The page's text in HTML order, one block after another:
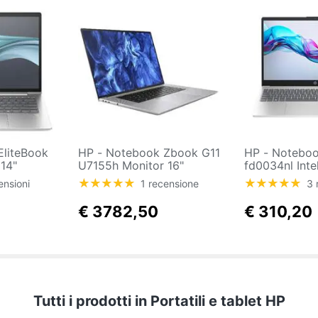
Ultra
SSD
HP - Notebook Zbook G11
U7155h Monitor 16"
WUXGA Intel Core Ultra
7155H Ram 32 GB SSD
1TB NVIDIA Quadro RTX
3000 8GB 1xUSB 3.2
1 recensione
€ 3782,50
HP - Notebook 15-
fd0034nl
Monitor
DDR4-
6 Windows
mode Argento
3
€ 310,20
Tutti i prodotti in Portatili e tablet HP